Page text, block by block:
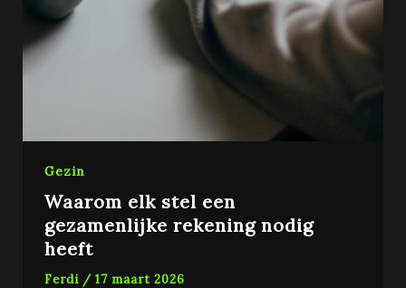
Gezin
Waarom elk stel een
gezamenlijke rekening nodig
heeft
Ferdi / 17 maart 2026